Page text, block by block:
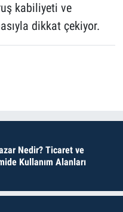
kabiliyeti ve
dikkat çekiyor.
Nedir? Ticaret ve
Kullanım Alanları